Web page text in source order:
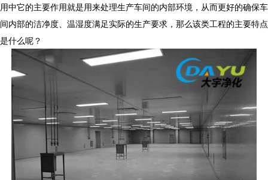
用中它的主要作用就是用来处理生产车间的内部环境，从而更好的确保车
间内部的洁净度、温湿度满足实际的生产要求，那么该类工程的主要特点
是什么呢？